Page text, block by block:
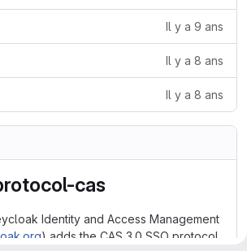
Il y a 9 ans
Il y a 8 ans
Il y a 8 ans
cas
Identity and Access Management
) adds the CAS 3.0 SSO protocol